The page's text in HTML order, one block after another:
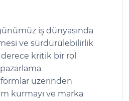
iş dünyasında
ve sürdürülebilirlik
kritik bir rol
üzerinden
kurmayı ve marka